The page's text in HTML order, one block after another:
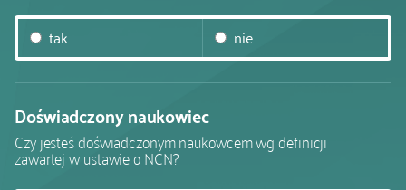
tak nie
Doświadczony naukowiec
Czy jesteś doświadczonym naukowcem wg definicji
zawartej w ustawie o NCN?